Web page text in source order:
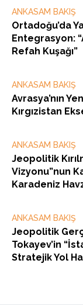
ANKASAM BAKIŞ
Ortadoğu’da
Entegrasyon:
Refah Kuşağı”
ANKASAM BAKIŞ
Avrasya’nın
Kırgızistan
ANKASAM BAKIŞ
Jeopolitik
Vizyonu”nun
Karadeniz
ANKASAM BAKIŞ
Jeopolitik
Tokayev’in
Stratejik Yol